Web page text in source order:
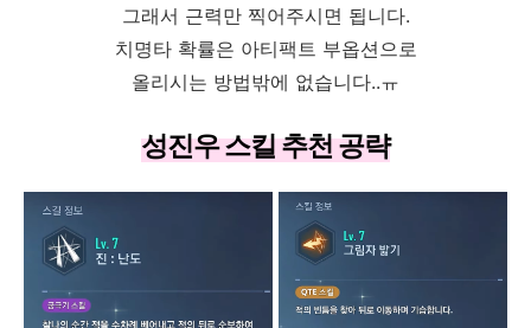
그래서 근력만 찍어주시면 됩니다.
치명타 확률은 아티팩트 부옵션으로
올리시는 방법밖에 없습니다..ㅠ
성진우 스킬 추천 공략